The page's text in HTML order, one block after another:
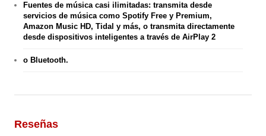
Fuentes de música casi ilimitadas: transmita desde
servicios de música como Spotify Free y Premium,
Amazon Music HD, Tidal y más, o transmita directamente
desde dispositivos inteligentes a través de AirPlay 2
o Bluetooth.
Reseñas